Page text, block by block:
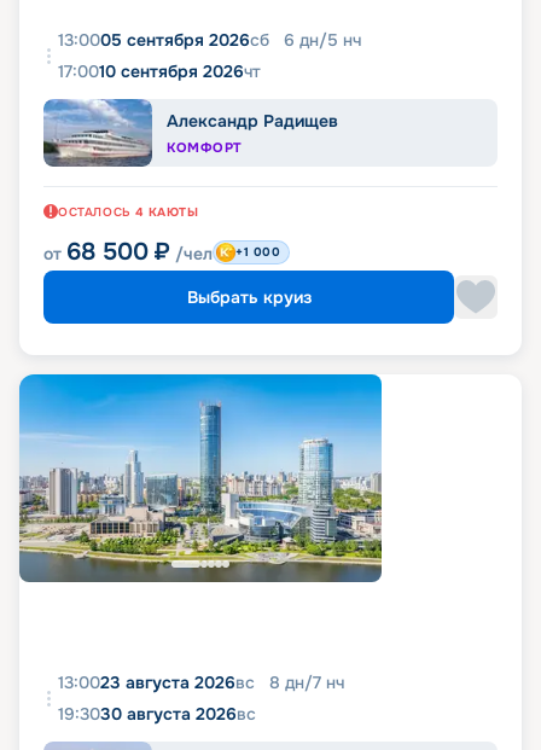
13:0005 сентября 2026сб 6 дн/5 нч
17:0010 сентября 2026чт
Александр Радищев
КОМФОРТ
ОСТАЛОСЬ 4 КАЮТЫ
от 68 500 ₽ /чел +1 000
Выбрать круиз
13:0023 августа 2026вс 8 дн/7 нч
19:3030 августа 2026вс